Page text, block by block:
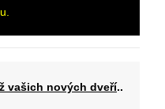
vašich nových dveří..